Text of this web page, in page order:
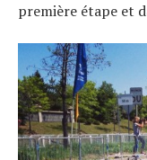
première étape et